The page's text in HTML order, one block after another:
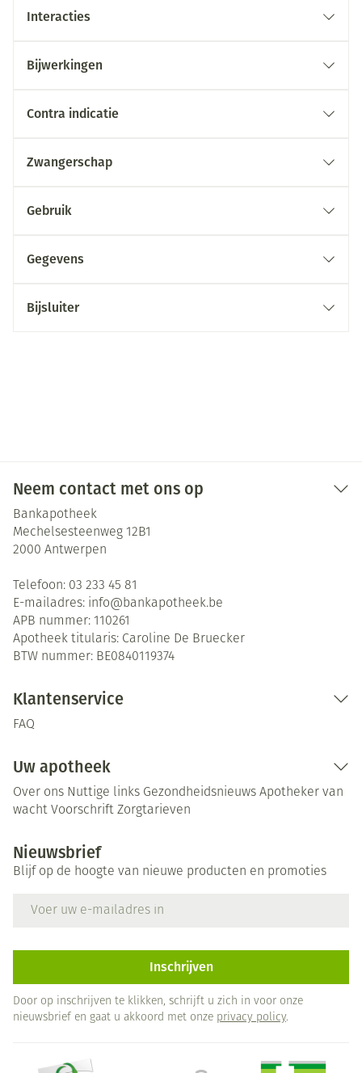
Interacties
Bijwerkingen
Contra indicatie
Zwangerschap
Gebruik
Gegevens
Bijsluiter
Neem contact met ons op
Bankapotheek
Mechelsesteenweg 12B1
2000 Antwerpen
Telefoon: 03 233 45 81
E-mailadres: info@bankapotheek.be
APB nummer: 110261
Apotheek titularis: Caroline De Bruecker
BTW nummer: BE0840119374
Klantenservice
FAQ
Uw apotheek
Over ons Nuttige links Gezondheidsnieuws Apotheker van
wacht Voorschrift Zorgtarieven
Nieuwsbrief
Blijf op de hoogte van nieuwe producten en promoties
Inschrijven
Door op inschrijven te klikken, schrijft u zich in voor onze
nieuwsbrief en gaat u akkoord met onze privacy policy.